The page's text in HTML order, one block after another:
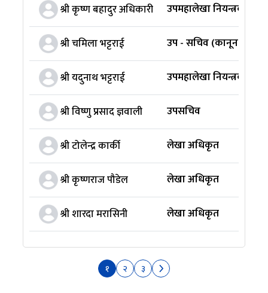
श्री कृष्ण बहादुर अधिकारी उपमहालेखा नियन्त्रक
श्री चमिला भट्टराई उप - सचिव (कानून)
श्री यदुनाथ भट्टराई उपमहालेखा नियन्त्रक
श्री विष्णु प्रसाद ज्ञवाली उपसचिव
श्री टोलेन्द्र कार्की लेखा अधिकृत
श्री कृष्णराज पौडेल लेखा अधिकृत
श्री शारदा मरासिनी लेखा अधिकृत
१ २ ३